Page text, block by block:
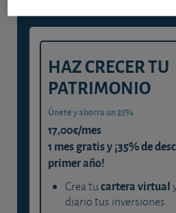
HAZ CRECER TU
PATRIMONIO
Únete y ahorra un 35%
17,00€/mes
1 mes gratis y ¡35% de
primer año!
Crea tucartera virtual
diario tus inversiones.